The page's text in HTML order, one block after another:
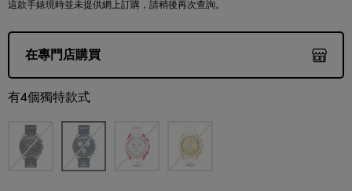
這款手錶現時並未提供網上訂購，請稍後再次查詢。
在專門店購買
有4個獨特款式